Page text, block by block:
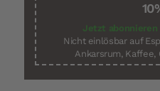
Jetzt abonnieren
Nicht einlösbar auf
Ankarsrum, Kaffee,